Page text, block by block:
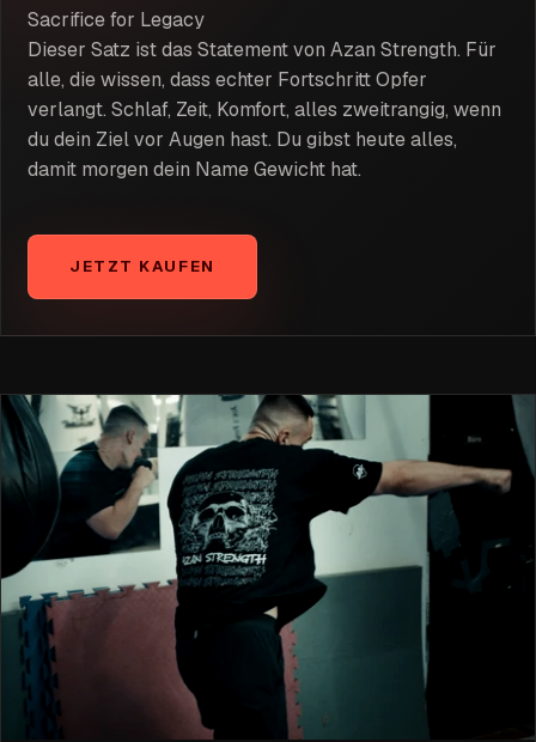
Sacrifice for Legacy
Dieser Satz ist das Statement von Azan Strength. Für
alle, die wissen, dass echter Fortschritt Opfer
verlangt. Schlaf, Zeit, Komfort, alles zweitrangig, wenn
du dein Ziel vor Augen hast. Du gibst heute alles,
damit morgen dein Name Gewicht hat.
JETZT KAUFEN